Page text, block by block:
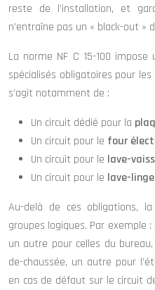
reste de l’installation, et
n’entraîne pas un « black-out »
La norme NF C 15-100
spécialisés obligatoires pour
s’agit notamment de :
Un circuit dédié pour la
Un circuit pour le four
Un circuit pour le lave-
Un circuit pour le lave-linge
Au-delà de ces obligations,
groupes logiques. Par exemple
un autre pour celles du
de-chaussée, un autre pour
en cas de défaut sur le circuit